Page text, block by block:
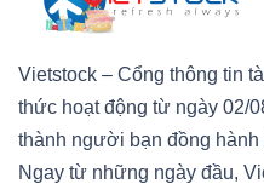
Vietstock – Cổng thông tin
thức hoạt động từ ngày 02/
thành người bạn đồng
Ngay từ những ngày đầu,
thông
tài
chính